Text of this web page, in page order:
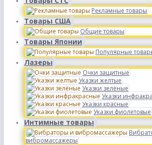
Рекламные товары
Товары США
Общие товары
Товары Японии
Популярные
Лазеры
Очки защитные
Указки желтые
Указки зелёные
Указки
Указки красные
Указки фиолетовые
Интимные товары
вибромассажеры